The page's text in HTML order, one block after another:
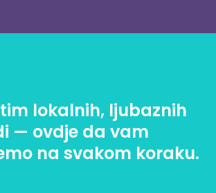
lokalnih, ljubaznih
— ovdje da vam
na svakom koraku.